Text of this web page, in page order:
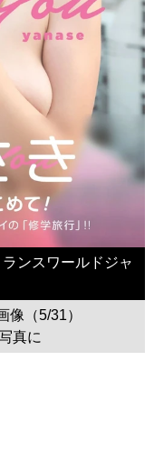
ンスワールドジャ
像（5/31）
真に